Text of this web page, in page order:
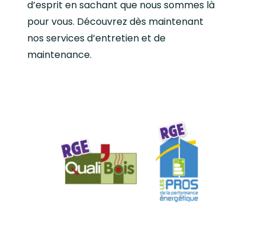
d’esprit en sachant que nous sommes là
pour vous. Découvrez dès maintenant
nos services d’entretien et de
maintenance.